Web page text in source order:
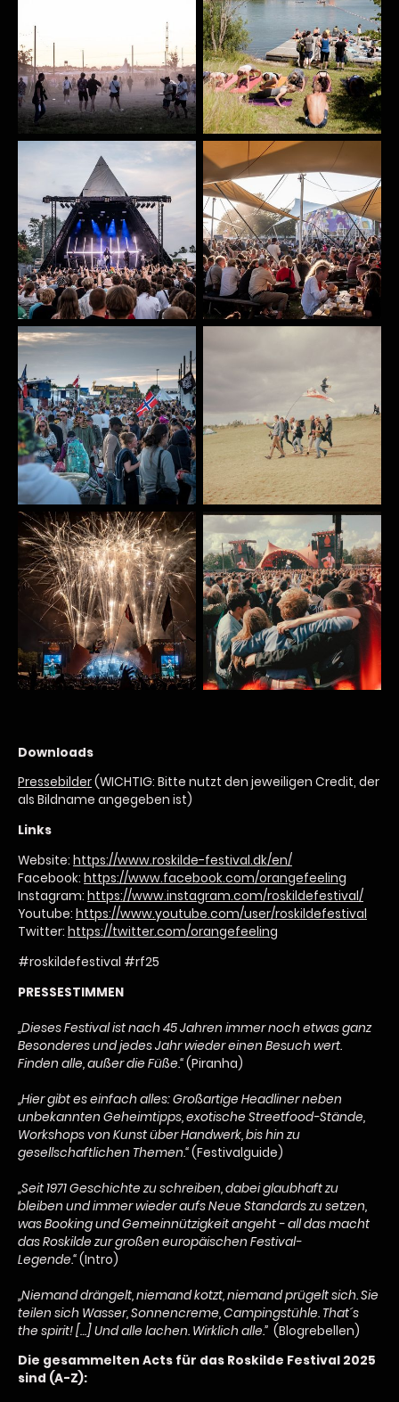
Downloads
Pressebilder(WICHTIG: Bitte nutzt den jeweiligen Credit, der
als Bildname angegeben ist)
Links
Website: https://www.roskilde-festival.dk/en/
Facebook: https://www.facebook.com/orangefeeling
Instagram: https://www.instagram.com/roskildefestival/
Youtube: https://www.youtube.com/user/roskildefestival
Twitter: https://twitter.com/orangefeeling
#roskildefestival #rf25
PRESSESTIMMEN
„Dieses Festival ist nach 45 Jahren immer noch etwas ganz
Besonderes und jedes Jahr wieder einen Besuch wert.
Finden alle, außer die Füße.“(Piranha)
„Hier gibt es einfach alles: Großartige Headliner neben
unbekannten Geheimtipps, exotische Streetfood-Stände,
Workshops von Kunst über Handwerk, bis hin zu
gesellschaftlichen Themen.“(Festivalguide)
„Seit 1971 Geschichte zu schreiben, dabei glaubhaft zu
bleiben und immer wieder aufs Neue Standards zu setzen,
was Booking und Gemeinnützigkeit angeht - all das macht
das Roskilde zur großen europäischen Festival-
Legende.“(Intro)
„Niemand drängelt, niemand kotzt, niemand prügelt sich. Sie
teilen sich Wasser, Sonnencreme, Campingstühle. That´s
the spirit! […] Und alle lachen. Wirklich alle.” (Blogrebellen)
Die gesammelten Acts für das Roskilde Festival 2025
sind (A-Z):